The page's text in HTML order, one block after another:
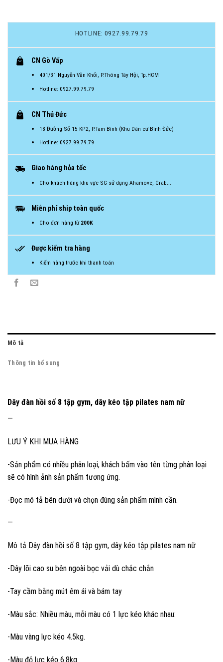
HOTLINE: 0927.99.79.79
CN Gò Vấp
401/31 Nguyễn Văn Khối, P.Thông Tây Hội, Tp.HCM
Hotline: 0927.99.79.79
CN Thủ Đức
18 Đường Số 15 KP2, P.Tam Bình (Khu Dân cư Bình Đức)
Hotline: 0927.99.79.79
Giao hàng hỏa tốc
Cho khách hàng khu vực SG sử dụng Ahamove, Grab...
Miễn phí ship toàn quốc
Cho đơn hàng từ200K
Được kiểm tra hàng
Kiểm hàng trước khi thanh toán
Mô tả
Thông tin bổ sung
Dây đàn hồi số 8 tập gym, dây kéo tập pilates nam nữ
—
LƯU Ý KHI MUA HÀNG
-Sản phẩm có nhiều phân loại, khách bấm vào tên từng phân loại
sẽ có hình ảnh sản phẩm tương ứng.
-Đọc mô tả bên dưới và chọn đúng sản phẩm mình cần.
—
Mô tả Dây đàn hồi số 8 tập gym, dây kéo tập pilates nam nữ
-Dây lõi cao su bên ngoài bọc vải dù chắc chắn
-Tay cầm bằng mút êm ái và bám tay
-Màu sắc: Nhiều màu, mỗi màu có 1 lực kéo khác nhau:
-Màu vàng lực kéo 4.5kg.
-Màu đỏ lực kéo 6.8kg.